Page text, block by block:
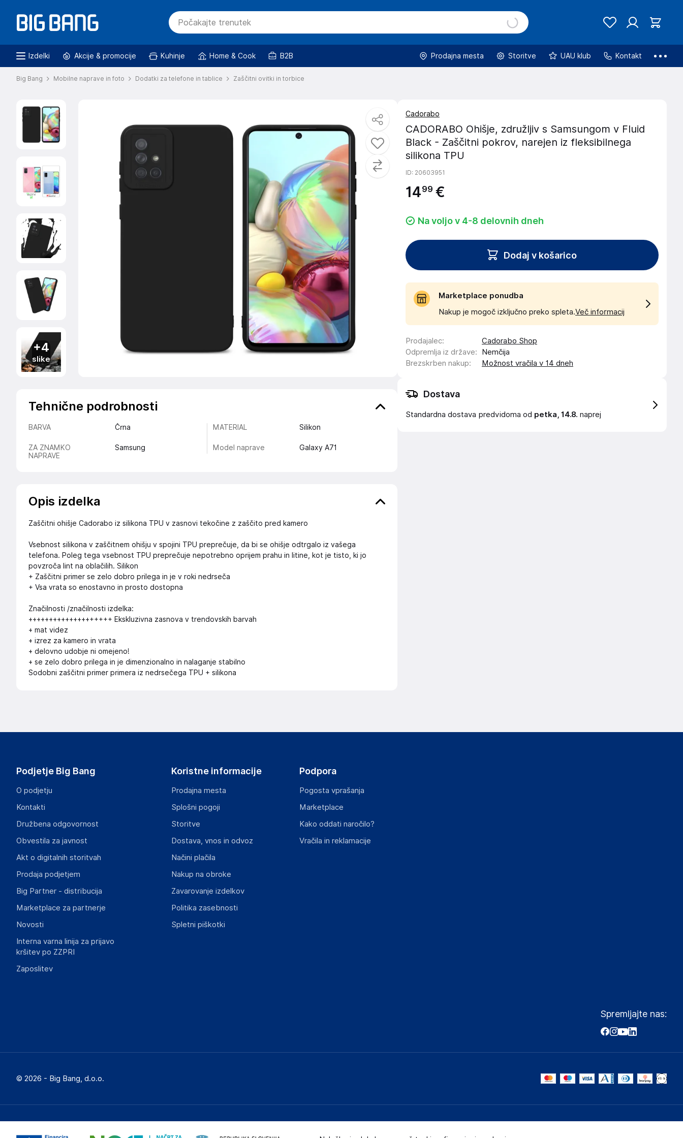
Izdelki Akcije & promocije Kuhinje Home & Cook B2B Prodajna mesta Storitve UAU klub Kontakt
Big Bang Mobilne naprave in foto Dodatki za telefone in tablice Zaščitni ovitki in torbice
+4
slike
Tehnične podrobnosti
BARVA Črna MATERIAL Silikon
ZA ZNAMKO
NAPRAVE
Samsung Model naprave Galaxy A71
Opis izdelka
Zaščitni ohišje Cadorabo iz silikona TPU v zasnovi tekočine z zaščito pred kamero
Vsebnost silikona v zaščitnem ohišju v spojini TPU preprečuje, da bi se ohišje odtrgalo iz vašega
telefona. Poleg tega vsebnost TPU preprečuje nepotrebno oprijem prahu in litine, kot je tisto, ki jo
povzroča lint na oblačilih. Silikon
+ Zaščitni primer se zelo dobro prilega in je v roki nedrseča
+ Vsa vrata so enostavno in prosto dostopna
Značilnosti /značilnosti izdelka:
++++++++++++++++++++ Ekskluzivna zasnova v trendovskih barvah
+ mat videz
+ izrez za kamero in vrata
+ delovno udobje ni omejeno!
+ se zelo dobro prilega in je dimenzionalno in nalaganje stabilno
Sodobni zaščitni primer primera iz nedrsečega TPU + silikona
Cadorabo
CADORABO Ohišje, združljiv s Samsungom v Fluid
Black - Zaščitni pokrov, narejen iz fleksibilnega
silikona TPU
ID: 20603951
1499 €
Na voljo v 4-8 delovnih dneh
Dodaj v košarico
Marketplace ponudba
Nakup je mogoč izključno preko spleta.Več informacij
Prodajalec:
Cadorabo Shop
Odpremlja iz države:
Nemčija
Brezskrben nakup: Možnost vračila v 14 dneh
Dostava
Standardna dostava predvidoma od petka, 14.8. naprej
Podjetje Big Bang
O podjetju
Kontakti
Družbena odgovornost
Obvestila za javnost
Akt o digitalnih storitvah
Prodaja podjetjem
Big Partner - distribucija
Marketplace za partnerje
Novosti
Interna varna linija za prijavo
kršitev po ZZPRI
Zaposlitev
Koristne informacije
Prodajna mesta
Splošni pogoji
Storitve
Dostava, vnos in odvoz
Načini plačila
Nakup na obroke
Zavarovanje izdelkov
Politika zasebnosti
Spletni piškotki
Podpora
Pogosta vprašanja
Marketplace
Kako oddati naročilo?
Vračila in reklamacije
Spremljajte nas:
© 2026 - Big Bang, d.o.o.